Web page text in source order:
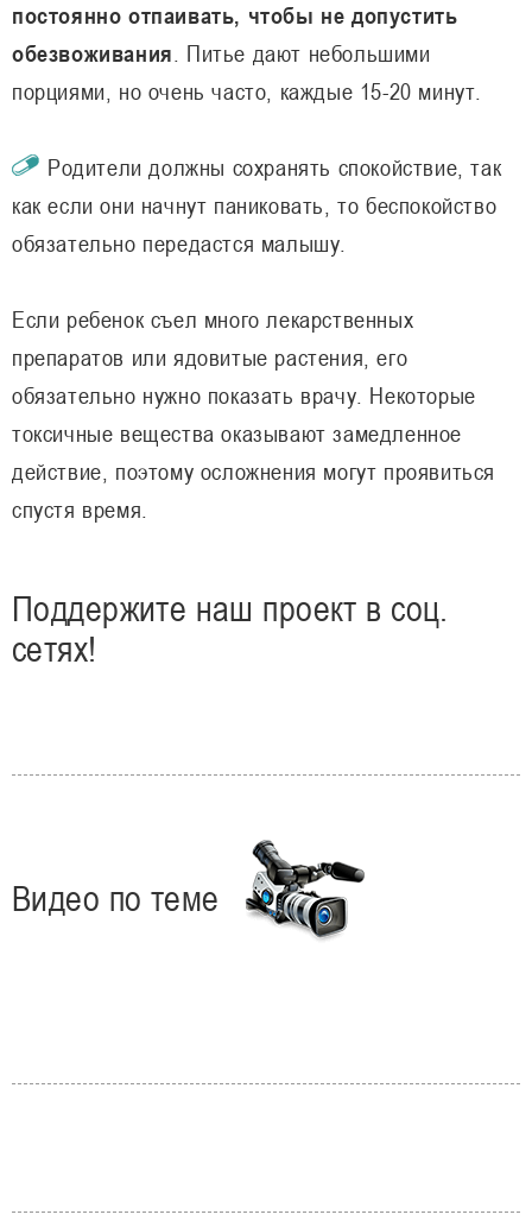
постоянно отпаивать, чтобы не допустить
обезвоживания . Питье дают небольшими
порциями, но очень часто, каждые 15-20 минут.
Родители должны сохранять спокойствие, так
как если они начнут паниковать, то беспокойство
обязательно передастся малышу.
Если ребенок съел много лекарственных
препаратов или ядовитые растения, его
обязательно нужно показать врачу. Некоторые
токсичные вещества оказывают замедленное
действие, поэтому осложнения могут проявиться
спустя время.
Поддержите наш проект в соц.
сетях!
Видео по теме